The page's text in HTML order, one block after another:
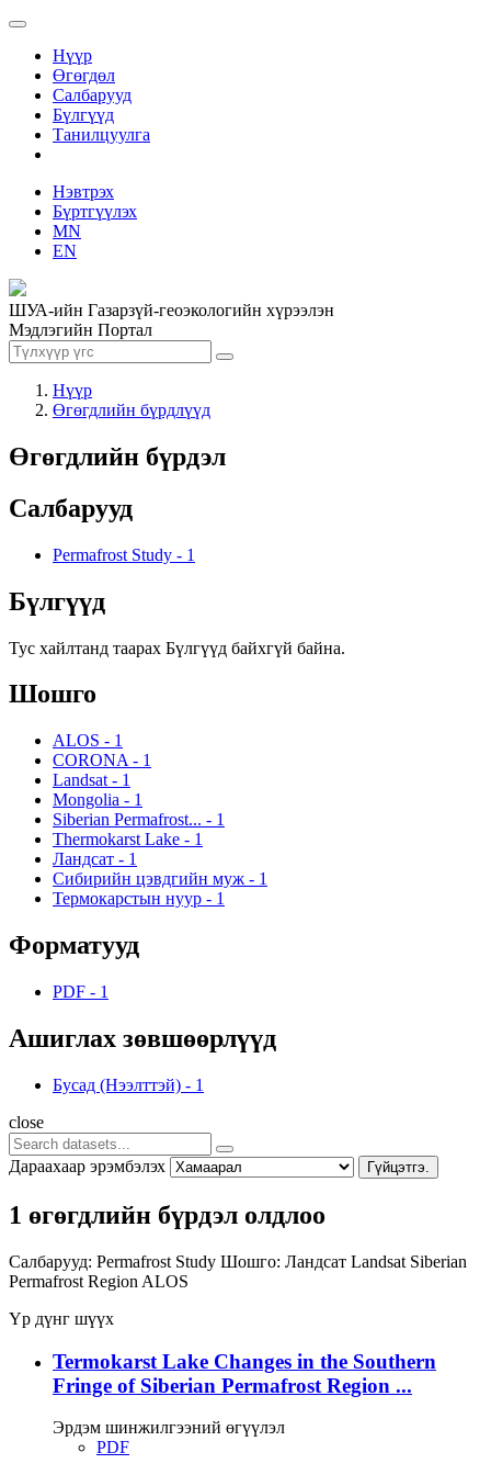
Нүүр
Өгөгдөл
Салбарууд
Бүлгүүд
Танилцуулга
Нэвтрэх
Бүртгүүлэх
MN
EN
ШУА-ийн Газарзүй-геоэкологийн хүрээлэн
Мэдлэгийн Портал
Нүүр
Өгөгдлийн бүрдлүүд
Өгөгдлийн бүрдэл
Салбарууд
Permafrost Study - 1
Бүлгүүд
Тус хайлтанд таарах Бүлгүүд байхгүй байна.
Шошго
ALOS - 1
CORONA - 1
Landsat - 1
Mongolia - 1
Siberian Permafrost... - 1
Thermokarst Lake - 1
Ландсат - 1
Сибирийн цэвдгийн муж - 1
Термокарстын нуур - 1
Форматууд
PDF - 1
Ашиглах зөвшөөрлүүд
Бусад (Нээлттэй) - 1
close
Дараахаар эрэмбэлэх Гүйцэтгэ.
1 өгөгдлийн бүрдэл олдлоо
Салбарууд: Permafrost Study Шошго: Ландсат Landsat Siberian
Permafrost Region ALOS
Үр дүнг шүүх
Termokarst Lake Changes in the Southern
Fringe of Siberian Permafrost Region ...
Эрдэм шинжилгээний өгүүлэл
PDF